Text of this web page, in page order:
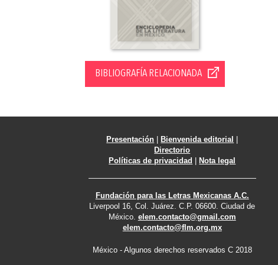
BIBLIOGRAFÍA RELACIONADA
Presentación Bienvenida editorial
Directorio
Políticas de privacidad
Nota legal
Fundación para las Letras Mexicanas A.C.
Liverpool 16, Col. Juárez. C.P. 06600. Ciudad de
México. elem.contacto@gmail.com
elem.contacto@flm.org.mx
México - Algunos derechos reservados C 2018